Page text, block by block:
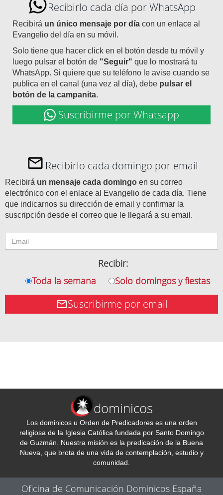
Recibirlo cada día por WhatsApp
Recibirá un único mensaje por día con un enlace al
Evangelio del día en su móvil.
Solo tiene que hacer click en el botón desde tu móvil y
luego pulsar el botón de "Seguir" que lo mostrará tu
WhatsApp. Si quiere que su teléfono le avise cuando se
publica en el canal (una vez al día), debe pulsar el
botón de la campanita.
Suscribirme por Whatsapp
Recibirlo cada domingo por email
Recibirá un mensaje cada domingo en su correo
electrónico con el enlace al Evangelio de cada día. Tiene
que indicarnos su dirección de email y confirmar la
suscripción desde el correo que le llegará a su email.
Recibir:
Toda la semana
Solo domingos y fiestas
Suscribirme por email
dominicos
Los dominicos u Orden de Predicadores es una orden
religiosa de la Iglesia Católica fundada por Santo Domingo
de Guzmán. Nuestra misión es la predicación de la Buena
Nueva, que brota de una vida de contemplación, estudio y
comunidad.
Oficina de Comunicación Dominicos España